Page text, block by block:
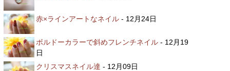
赤×ラインアートなネイル - 12月24日
ボルドーカラーで斜めフレンチネイル - 12月19
日
クリスマスネイル達 - 12月09日